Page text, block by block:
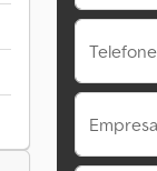
Telefone
Empresa